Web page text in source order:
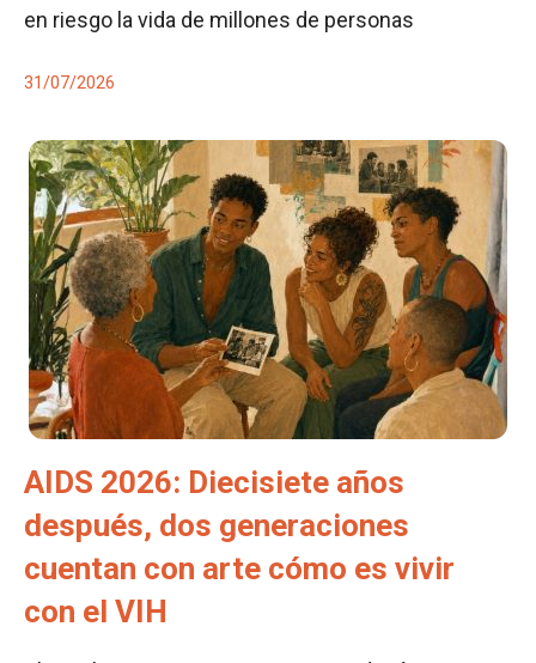
en riesgo la vida de millones de personas
31/07/2026
AIDS 2026: Diecisiete años
después, dos generaciones
cuentan con arte cómo es vivir
con el VIH